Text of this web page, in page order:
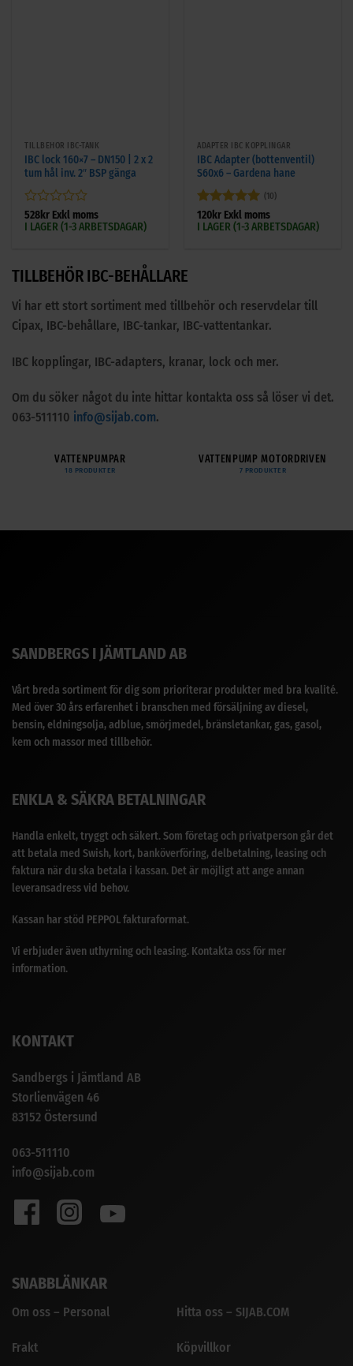
TILLBEHÖR IBC-TANK
IBC lock 160×7 – DN150 | 2 x 2
tum hål inv. 2″ BSP gänga
Betygsatt
0
528kr Exkl moms
I LAGER (1-3 ARBETSDAGAR)
ADAPTER IBC KOPPLINGAR
IBC Adapter (bottenventil)
S60x6 – Gardena hane
Betygsatt5
av 5
(10)
120kr Exkl moms
I LAGER (1-3 ARBETSDAGAR)
TILLBEHÖR IBC-BEHÅLLARE
Vi har ett stort sortiment med tillbehör och reservdelar till
Cipax, IBC-behållare, IBC-tankar, IBC-vattentankar.
IBC kopplingar, IBC-adapters, kranar, lock och mer.
Om du söker något du inte hittar kontakta oss så löser vi det.
063-511110 info@sijab.com.
VATTENPUMPAR
18 PRODUKTER
VATTENPUMP MOTORDRIVEN
7 PRODUKTER
SANDBERGS I JÄMTLAND AB
Vårt breda sortiment för dig som prioriterar produkter med bra kvalité.
Med över 30 års erfarenhet i branschen med försäljning av diesel,
bensin, eldningsolja, adblue, smörjmedel, bränsletankar, gas, gasol,
kem och massor med tillbehör.
ENKLA & SÄKRA BETALNINGAR
Handla enkelt, tryggt och säkert. Som företag och privatperson går det
att betala med Swish, kort, banköverföring, delbetalning, leasing och
faktura när du ska betala i kassan. Det är möjligt att ange annan
leveransadress vid behov.
Kassan har stöd PEPPOL fakturaformat.
Vi erbjuder även uthyrning och leasing. Kontakta oss för mer
information.
KONTAKT
Sandbergs i Jämtland AB
Storlienvägen 46
83152 Östersund
063-511110
info@sijab.com
SNABBLÄNKAR
Om oss – Personal
Frakt
Hitta oss – SIJAB.COM
Köpvillkor